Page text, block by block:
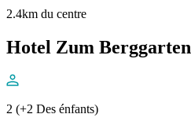
2.4km du centre
Hotel Zum Berggarten
2 (+2 Des énfants)